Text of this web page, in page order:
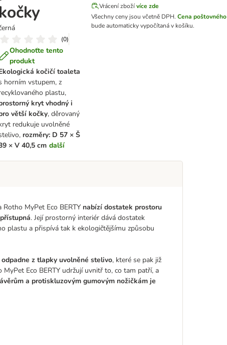
kočky
(0)
Ohodnoťte tento
produkt
kočičí toaleta
horním vstupem, z
plastu,
kryt vhodný i
větší kočky, děrovaný
redukuje uvolněné
rozměry: D 57 × Š
× V 40,5 cm další
Vrácení zbožívíce zde
Všechny ceny jsou včetně DPH. Cena poštovného
bude automaticky vypočítaná v košíku.
MyPet Eco BERTY nabízí dostatek prostoru
. Její prostorný interiér dává dostatek
plastu a přispívá tak k ekologičtějšímu způsobu
z tlapky uvolněné stelivo, které se pak již
Eco BERTY udržují uvnitř to, co tam patří, a
a protiskluzovým gumovým nožičkám je